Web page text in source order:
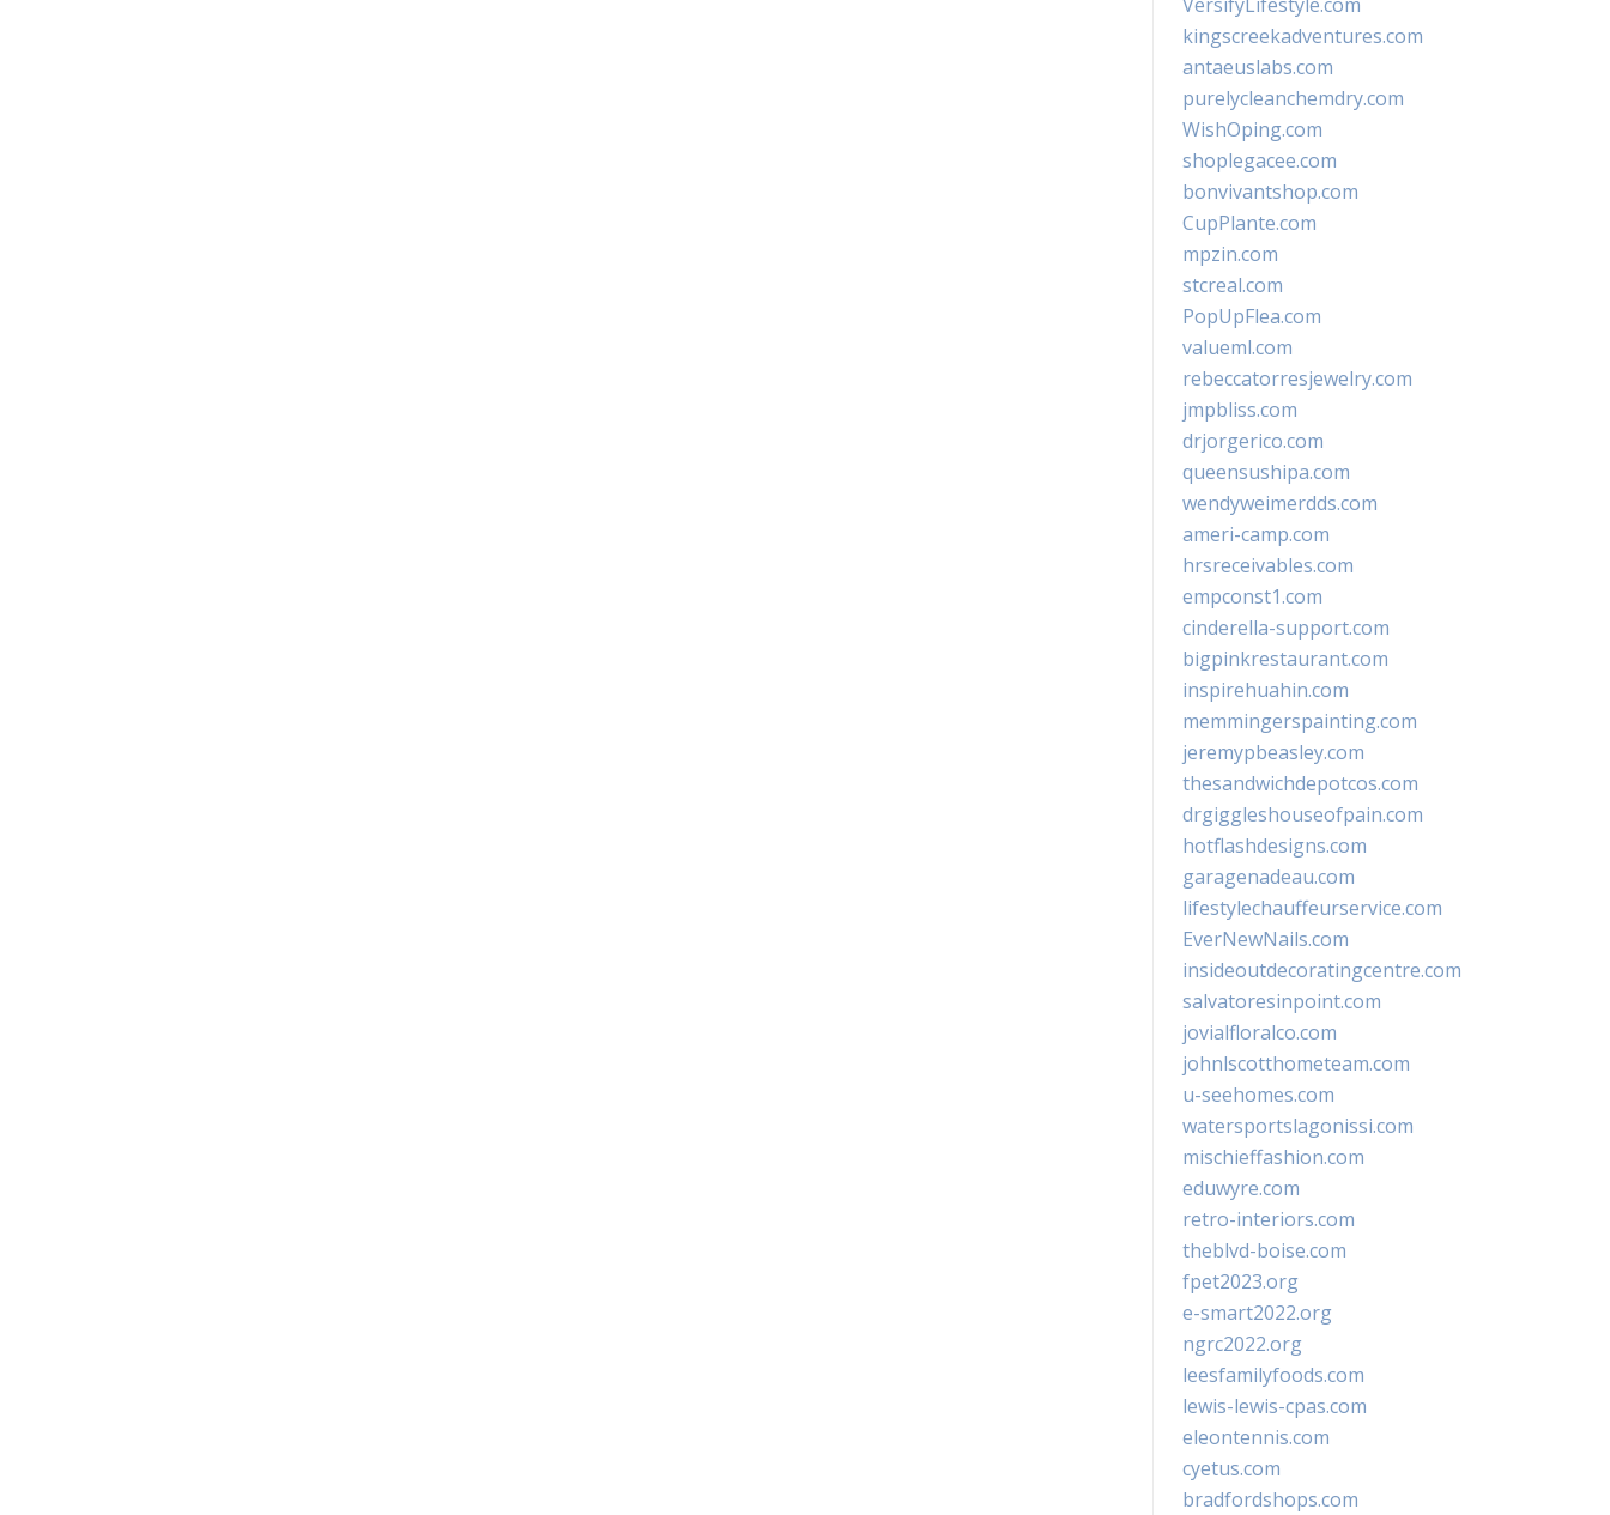
kingscreekadventures.com
antaeuslabs.com
purelycleanchemdry.com
WishOping.com
shoplegacee.com
bonvivantshop.com
CupPlante.com
mpzin.com
stcreal.com
PopUpFlea.com
valueml.com
rebeccatorresjewelry.com
jmpbliss.com
drjorgerico.com
queensushipa.com
wendyweimerdds.com
ameri-camp.com
hrsreceivables.com
empconst1.com
cinderella-support.com
bigpinkrestaurant.com
inspirehuahin.com
memmingerspainting.com
jeremypbeasley.com
thesandwichdepotcos.com
drgiggleshouseofpain.com
hotflashdesigns.com
garagenadeau.com
lifestylechauffeurservice.com
EverNewNails.com
insideoutdecoratingcentre.com
salvatoresinpoint.com
jovialfloralco.com
johnlscotthometeam.com
u-seehomes.com
watersportslagonissi.com
mischieffashion.com
eduwyre.com
retro-interiors.com
theblvd-boise.com
fpet2023.org
e-smart2022.org
ngrc2022.org
leesfamilyfoods.com
lewis-lewis-cpas.com
eleontennis.com
cyetus.com
bradfordshops.com